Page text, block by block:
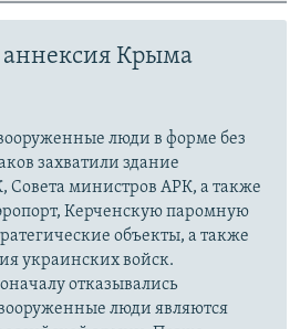
Telegram Instagram
Крыма
люди в форме без
захватили здание
Совета министров АРК, а также
Керченскую паромную
объекты, а также
украинских войск.
отказывались
люди являются